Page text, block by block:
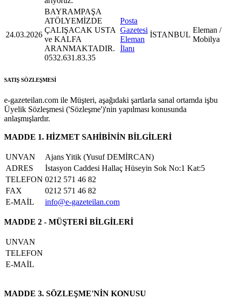
24.03.2026
BAYRAMPAŞA
ATÖLYEMİZDE
ÇALIŞACAK USTA
ve KALFA
ARANMAKTADIR.
0532.631.83.35
Posta
Gazetesi
Eleman
İlanı
İSTANBUL
Eleman /
Mobilya
SATIŞ SÖZLEŞMESİ
e-gazeteilan.com ile Müşteri, aşağıdaki şartlarla sanal ortamda işbu
Üyelik Sözleşmesi ('Sözleşme')'nin yapılması konusunda
anlaşmışlardır.
MADDE 1. HİZMET SAHİBİNİN BİLGİLERİ
UNVAN
Ajans Yitik (Yusuf DEMİRCAN)
ADRES
İstasyon Caddesi Hallaç Hüseyin Sok No:1 Kat:5
TELEFON 0212 571 46 82
FAX
0212 571 46 82
E-MAİL
info@e-gazeteilan.com
MADDE 2 - MÜŞTERİ BİLGİLERİ
UNVAN
TELEFON
E-MAİL
MADDE 3. SÖZLEŞME'NİN KONUSU